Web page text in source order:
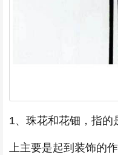
1、珠花和花钿，指的
上主要是起到装饰的